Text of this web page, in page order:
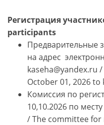
Регистрация
participants
Предварительные
на адрес
kaseha@yandex.ru
October 01, 2026 to
Комиссия по
10,10.2026 по
/ The committee